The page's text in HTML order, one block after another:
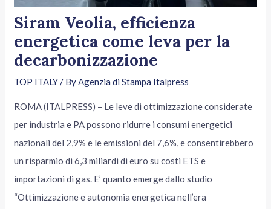
Siram Veolia, efficienza
energetica come leva per la
decarbonizzazione
TOP ITALY/ ByAgenzia di Stampa Italpress
ROMA (ITALPRESS) – Le leve di ottimizzazione considerate
per industria e PA possono ridurre i consumi energetici
nazionali del 2,9% e le emissioni del 7,6%, e consentirebbero
un risparmio di 6,3 miliardi di euro su costi ETS e
importazioni di gas. E’ quanto emerge dallo studio
“Ottimizzazione e autonomia energetica nell’era